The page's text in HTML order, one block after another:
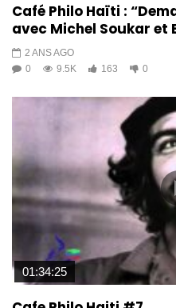
Café Philo Haïti :
avec Michel Soukar et
2 ANS AGO
0
9.5K 163 0
01:34:25